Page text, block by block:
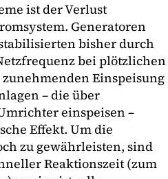
ist der Verlust
Generatoren
bisher durch
bei plötzlichen
Einspeisung
– die über
einspeisen –
Effekt. Um die
zu gewährleisten, sind
Reaktionszeit (zum